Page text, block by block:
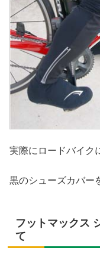
実際にロードバイク
黒のシューズカバー
フットマックス
て